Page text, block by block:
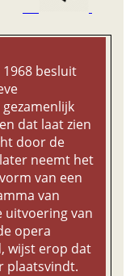
besluit
dat laat zien
door de
neemt het
van een
van
uitvoering van
opera
wijst erop dat
plaatsvindt.